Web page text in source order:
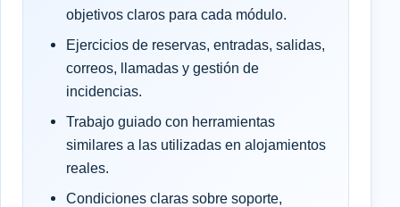
objetivos claros para cada módulo.
Ejercicios de reservas, entradas, salidas,
correos, llamadas y gestión de
incidencias.
Trabajo guiado con herramientas
similares a las utilizadas en alojamientos
reales.
Condiciones claras sobre soporte,